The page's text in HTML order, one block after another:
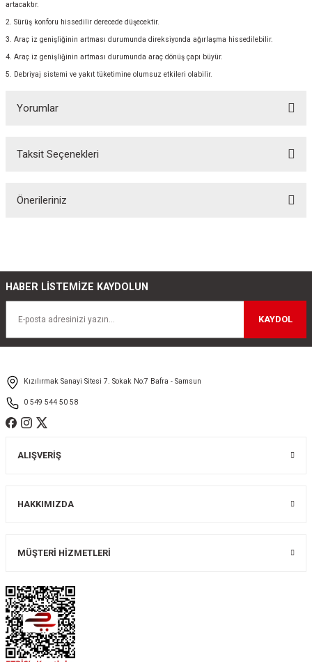
artacaktır.
2. Sürüş konforu hissedilir derecede düşecektir.
3. Araç iz genişliğinin artması durumunda direksiyonda ağırlaşma hissedilebilir.
4. Araç iz genişliğinin artması durumunda araç dönüş çapı büyür.
5. Debriyaj sistemi ve yakıt tüketimine olumsuz etkileri olabilir.
Yorumlar
Bu ürüne ilk yorumu siz yapın!
Taksit Seçenekleri
Önerileriniz
Görüş ve önerileriniz için teşekkür ederiz.
Ürün açıklamasında eksik bilgiler bulunuyor.
Bu ürüne benzer farklı alternatifler olmalı.
HABER LİSTEMİZE KAYDOLUN
KAYDOL
Kızılırmak Sanayi Sitesi 7. Sokak No:7 Bafra - Samsun
0 549 544 50 58
ALIŞVERİŞ
HAKKIMIZDA
MÜŞTERİ HİZMETLERİ